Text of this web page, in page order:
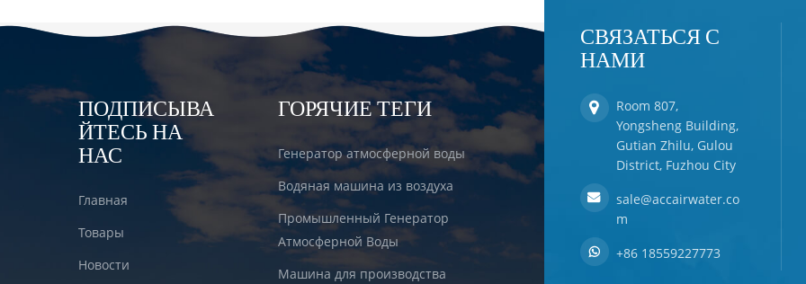
ПОДПИСЫВА
ЙТЕСЬ НА
НАС
Главная
Товары
Новости
ГОРЯЧИЕ ТЕГИ
Генератор атмосферной воды
Водяная машина из воздуха
Промышленный Генератор
Атмосферной Воды
Машина для производства
СВЯЗАТЬСЯ С
НАМИ
Room 807,
Yongsheng Building,
Gutian Zhilu, Gulou
District, Fuzhou City
sale@accairwater.co
m
+86 18559227773